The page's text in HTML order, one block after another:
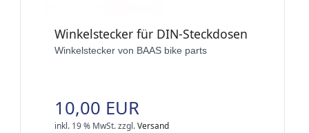
Winkelstecker für DIN-Steckdosen
Winkelstecker von BAAS bike parts
10,00 EUR
inkl. 19 % MwSt.zzgl.Versand